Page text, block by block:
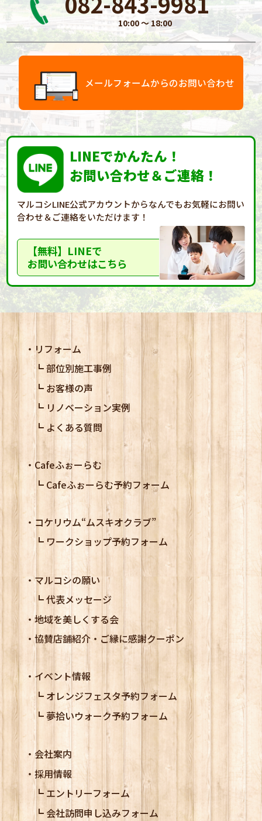
10:00 〜 18:00
メールフォームからのお問い合わせ
LINEでかんたん！
お問い合わせ＆ご連絡！
マルコシLINE公式アカウントからなんでもお気軽にお問い
合わせ＆ご連絡をいただけます！
【無料】LINEで
お問い合わせはこちら
リフォーム
部位別施工事例
お客様の声
リノベーション実例
よくある質問
Cafeふぉーらむ
Cafeふぉーらむ予約フォーム
コケリウム“ムスキオクラブ”
ワークショップ予約フォーム
マルコシの願い
代表メッセージ
地域を美しくする会
協賛店舗紹介・ご縁に感謝クーポン
イベント情報
オレンジフェスタ予約フォーム
夢拾いウォーク予約フォーム
会社案内
採用情報
エントリーフォーム
会社訪問申し込みフォーム